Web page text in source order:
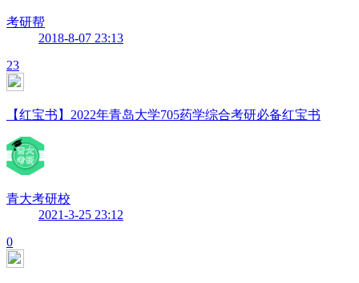
考研帮
2018-8-07 23:13
23
【红宝书】2022年青岛大学705药学综合考研必备红宝书
青大考研校
2021-3-25 23:12
0